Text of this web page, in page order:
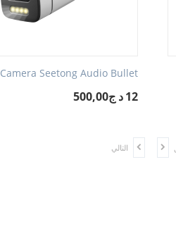
Camera Seetong Audio Bullet
12د ج500,00
التالي